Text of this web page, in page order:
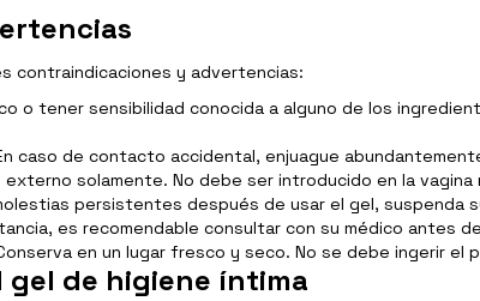
contraindicaciones y advertencias:
o tener sensibilidad conocida a alguno de los
caso de contacto accidental, enjuague
solamente. No debe ser introducido en la vagina
persistentes después de usar el gel, suspenda
es recomendable consultar con su médico antes
en un lugar fresco y seco. No se debe ingerir el
gel de higiene íntima